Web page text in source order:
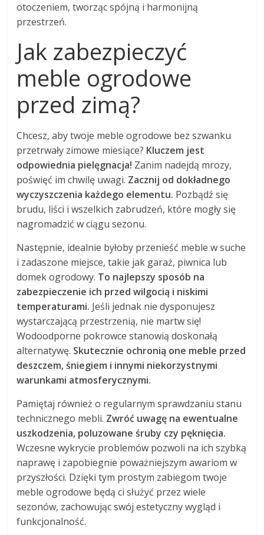
otoczeniem, tworząc spójną i harmonijną
przestrzeń.
Jak zabezpieczyć
meble ogrodowe
przed zimą?
Chcesz, aby twoje meble ogrodowe bez szwanku
przetrwały zimowe miesiące? Kluczem jest
odpowiednia pielęgnacja! Zanim nadejdą mrozy,
poświęć im chwilę uwagi. Zacznij od dokładnego
wyczyszczenia każdego elementu. Pozbądź się
brudu, liści i wszelkich zabrudzeń, które mogły się
nagromadzić w ciągu sezonu.
Następnie, idealnie byłoby przenieść meble w suche
i zadaszone miejsce, takie jak garaż, piwnica lub
domek ogrodowy. To najlepszy sposób na
zabezpieczenie ich przed wilgocią i niskimi
temperaturami. Jeśli jednak nie dysponujesz
wystarczającą przestrzenią, nie martw się!
Wodoodporne pokrowce stanowią doskonałą
alternatywę. Skutecznie ochronią one meble przed
deszczem, śniegiem i innymi niekorzystnymi
warunkami atmosferycznymi.
Pamiętaj również o regularnym sprawdzaniu stanu
technicznego mebli. Zwróć uwagę na ewentualne
uszkodzenia, poluzowane śruby czy pęknięcia.
Wczesne wykrycie problemów pozwoli na ich szybką
naprawę i zapobiegnie poważniejszym awariom w
przyszłości. Dzięki tym prostym zabiegom twoje
meble ogrodowe będą ci służyć przez wiele
sezonów, zachowując swój estetyczny wygląd i
funkcjonalność.